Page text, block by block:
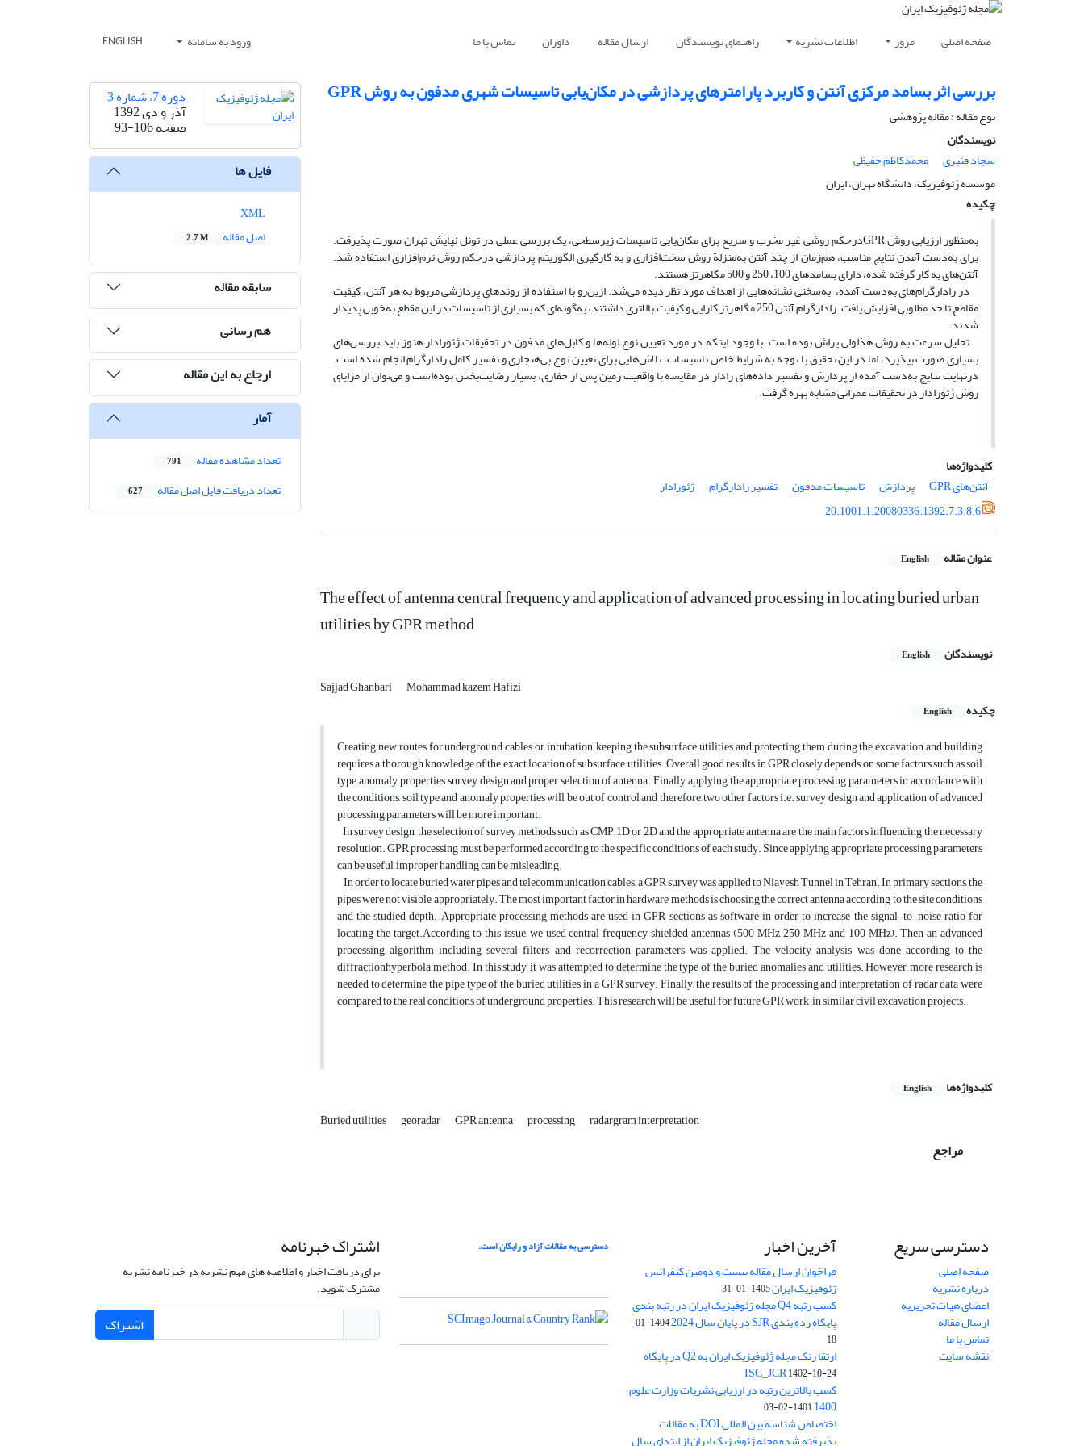
صفحه اصلی مرور اطلاعات نشریه راهنمای نویسندگان ارسال مقاله داوران تماس با ما ورود به سامانه ENGLISH
بررسی اثر بسامد مرکزی آنتن‌ و کاربرد پارامترهای پردازشی در مکان‌یابی تاسیسات شهری مدفون به روش GPR
نوع مقاله : مقاله پژوهشی‌
نویسندگان
سجاد قنبری
محمدکاظم حفیظی
موسسه ژئوفیزیک، دانشگاه تهران، ایران
چکیده
به‌‌منظور ارزیابی روش GPRدرحکم روشی غیر مخرب و سریع برای مکان‌یابی تاسیسات زیرسطحی، یک بررسی عملی در تونل نیایش تهران صورت پذیرفت.
برای به‌‌دست آمدن نتایج مناسب، هم‌زمان از چند آنتن به‌منزلة روش سخت‌افزاری و به کارگیری الگوریتم پردازشی درحکم روش نرم‌افزاری استفاده شد.
آنتن‌های به کار گرفته شده، دارای بسامد‌های 100، 250 و 500 مگاهرتز هستند.
در رادارگرام‌های به‌‌دست آمده، به‌سختی نشانه‌‌هایی از اهداف مورد ‌‌نظر دیده می‌شد. ازین‌‌رو با استفاده از روندهای پردازشی مربوط به هر آنتن، کیفیت
مقاطع تا حد مطلوبی افزایش یافت. رادارگرام آنتن 250 مگاهرتز کارایی و کیفیت بالاتری داشتند، به‌‌گونه‌ای که بسیاری از تاسیسات در این مقطع به‌‌خوبی پدیدار
شدند.
تحلیل سرعت به روش هذلولی پراش بوده است. با وجود اینکه در مورد تعیین نوع لوله‌ها و کابل‌های مدفون در تحقیقات ژئورادار هنوز باید بررسی‌های
بسیاری صورت بپذیرد، اما در این تحقیق با توجه به شرایط خاص تاسیسات، تلاش‌هایی برای تعیین نوع بی‌هنجاری و تفسیر کامل رادارگرام انجام شده است.
درنهایت نتایج به‌‌دست آمده از پردازش و تفسیر داده‌های رادار در مقایسه با واقعیت زمین پس از حفاری، بسیار رضایت‌بخش بوده‌است و می‌توان از مزایای
روش ژئورادار در تحقیقات عمرانی مشابه بهره گرفت.
کلیدواژه‌ها
آنتن‌های GPR
پردازش تاسیسات مدفون تفسیر رادارگرام
ژئورادار
20.1001.1.20080336.1392.7.3.8.6
عنوان مقاله English
The effect of antenna central frequency and application of advanced processing in locating buried urban
utilities by GPR method
نویسندگان English
Sajjad Ghanbari
Mohammad kazem Hafizi
چکیده
English
Creating new routes for underground cables or intubation, keeping the subsurface utilities and protecting them during the excavation and building
requires a thorough knowledge of the exact location of subsurface utilities. Overall good results in GPR closely depends on some factors such as soil
type, anomaly properties, survey design and proper selection of antenna. Finally, applying the appropriate processing parameters in accordance with
the conditions, soil type and anomaly properties will be out of control and therefore, two other factors i.e. survey design and application of advanced
processing parameters will be more important.
In survey design, the selection of survey methods such as CMP, 1D or 2D and the appropriate antenna are the main factors influencing the necessary
resolution. GPR processing must be performed according to the specific conditions of each study. Since applying appropriate processing parameters
can be useful, improper handling can be misleading.
In order to locate buried water pipes and telecommunication cables, a GPR survey was applied to Niayesh Tunnel in Tehran. In primary sections, the
pipes were not visible appropriately. The most important factor in hardware methods is choosing the correct antenna according to the site conditions
and the studied depth. Appropriate processing methods are used in GPR sections as software in order to increase the signal-to-noise ratio for
locating the target.According to this issue, we used central frequency shielded antennas (500 MHz, 250 MHz and 100 MHz). Then an advanced
processing algorithm including several filters and recorrection parameters was applied. The velocity analysis was done according to the
diffractionhyperbola method. In this study, it was attempted to determine the type of the buried anomalies and utilities. However, more research is
needed to determine the pipe type of the buried utilities in a GPR survey. Finally, the results of the processing and interpretation of radar data were
compared to the real conditions of underground properties. This research will be useful for future GPR work in similar civil excavation projects.
کلیدواژه‌ها English
Buried utilities georadar GPR antenna processing radargram interpretation
مراجع
دوره 7، شماره 3
آذر و دی 1392
صفحه93-106
فایل ها
اصل مقاله
2.7 M
سابقه مقاله
هم رسانی
ارجاع به این مقاله
آمار
تعداد مشاهده مقاله 791
تعداد دریافت فایل اصل مقاله 627
دسترسی سریع
صفحه اصلی
درباره نشریه
اعضای هیات تحریریه
ارسال مقاله
تماس با ما
نقشه سایت
آخرین اخبار
فراخوان ارسال مقاله بیست و دومین کنفرانس
ژئوفیزیک ایران1405-01-31
کسب رتبه Q4 مجله ژئوفیزیک ایران در رتبه بندی
پایگاه رده بندی SJR در پایان سال 2024
1404-01-
18
ارتقا رنک مجله ژئوفیزیک ایران به Q2 در پایگاه
ISC_JCR1402-10-24
کسب بالاترین رتبه در ارزیابی نشریات وزارت علوم
1400
1401-02-03
اختصاص شناسه بین المللی DOI به مقالات
پذیرفته شده مجله ژئوفیزیک ایران از ابتدای سال
دسترسی به مقالات آزاد و رایگان است. اشتراک خبرنامه
برای دریافت اخبار و اطلاعیه های مهم نشریه در خبرنامه نشریه
مشترک شوید.
اشتراک